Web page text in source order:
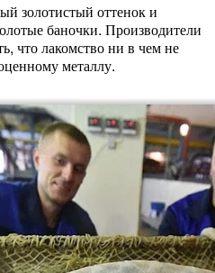
золотистый оттенок и
баночки. Производители
что лакомство ни в чем не
металлу.